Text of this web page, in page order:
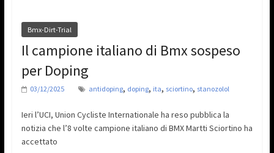
Bmx-Dirt-Trial
Il campione italiano di Bmx sospeso
per Doping
03/12/2025 antidoping, doping, ita, sciortino, stanozolol
Ieri l’UCI, Union Cycliste Internationale ha reso pubblica la
notizia che l’8 volte campione italiano di BMX Martti Sciortino ha
accettato